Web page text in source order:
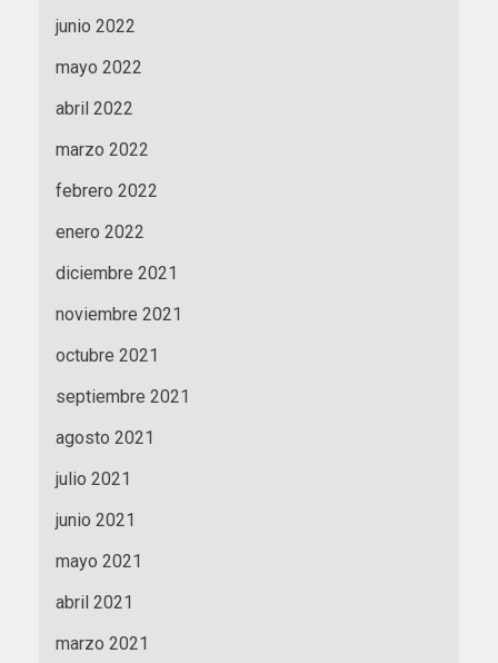
junio 2022
mayo 2022
abril 2022
marzo 2022
febrero 2022
enero 2022
diciembre 2021
noviembre 2021
octubre 2021
septiembre 2021
agosto 2021
julio 2021
junio 2021
mayo 2021
abril 2021
marzo 2021